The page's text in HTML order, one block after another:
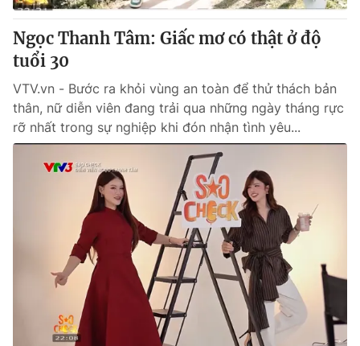
Chuyên mục khác
Emagazine Podcast
Photo Infographic
Video Shorts video
VTV Thể thao
VTV Sức khoẻ Bất động sản
Thị trường 24h Tấm lòng Việt
Vươn mình bằng AI
Ngọc Thanh Tâm: Giấc mơ có thật ở độ
tuổi 30
VTV.vn - Bước ra khỏi vùng an toàn để thử thách bản
thân, nữ diễn viên đang trải qua những ngày tháng rực
rỡ nhất trong sự nghiệp khi đón nhận tình yêu...